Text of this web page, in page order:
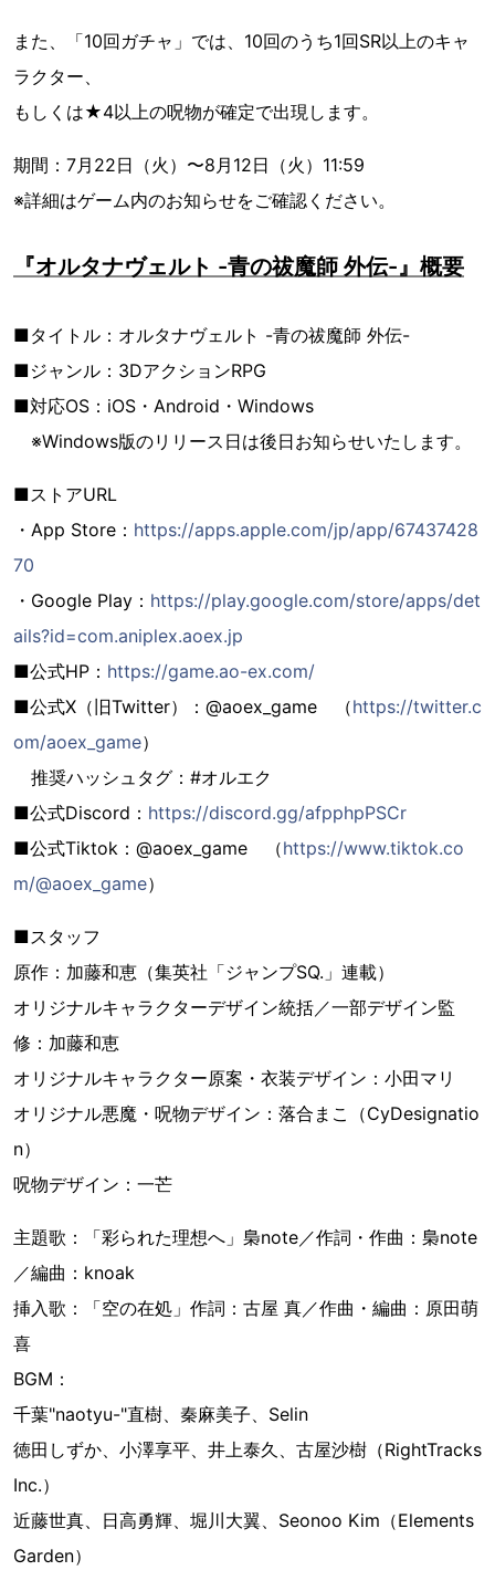
また、「10回ガチャ」では、10回のうち1回SR以上のキャ
ラクター、
もしくは★4以上の呪物が確定で出現します。
期間：7月22日（火）〜8月12日（火）11:59
※詳細はゲーム内のお知らせをご確認ください。
『オルタナヴェルト -青の祓魔師 外伝-』概要
■タイトル：オルタナヴェルト -青の祓魔師 外伝-
■ジャンル：3DアクションRPG
■対応OS：iOS・Android・Windows
※Windows版のリリース日は後日お知らせいたします。
■ストアURL
・App Store： https://apps.apple.com/jp/app/67437428
70
・Google Play： https://play.google.com/store/apps/det
ails?id=com.aniplex.aoex.jp
■公式HP： https://game.ao-ex.com/
■公式X（旧Twitter）：@aoex_game （https://twitter.c
om/aoex_game）
推奨ハッシュタグ：#オルエク
■公式Discord： https://discord.gg/afpphpPSCr
■公式Tiktok：@aoex_game （https://www.tiktok.co
m/@aoex_game）
■スタッフ
原作：加藤和恵（集英社「ジャンプSQ.」連載）
オリジナルキャラクターデザイン統括／一部デザイン監
修：加藤和恵
オリジナルキャラクター原案・衣装デザイン：小田マリ
オリジナル悪魔・呪物デザイン：落合まこ（CyDesignatio
n）
呪物デザイン：一芒
主題歌：「彩られた理想へ」梟note／作詞・作曲：梟note
／編曲：knoak
挿入歌：「空の在処」作詞：古屋 真／作曲・編曲：原田萌
喜
BGM：
千葉"naotyu-"直樹、秦麻美子、Selin
徳田しずか、小澤享平、井上泰久、古屋沙樹（RightTracks
Inc.）
近藤世真、日高勇輝、堀川大翼、Seonoo Kim（Elements
Garden）